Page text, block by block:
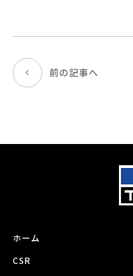
前の記事へ
ホーム
CSR